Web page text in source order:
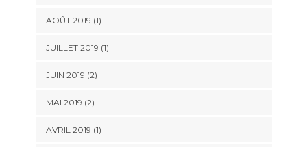
AOÛT 2019 (1)
JUILLET 2019 (1)
JUIN 2019 (2)
MAI 2019 (2)
AVRIL 2019 (1)